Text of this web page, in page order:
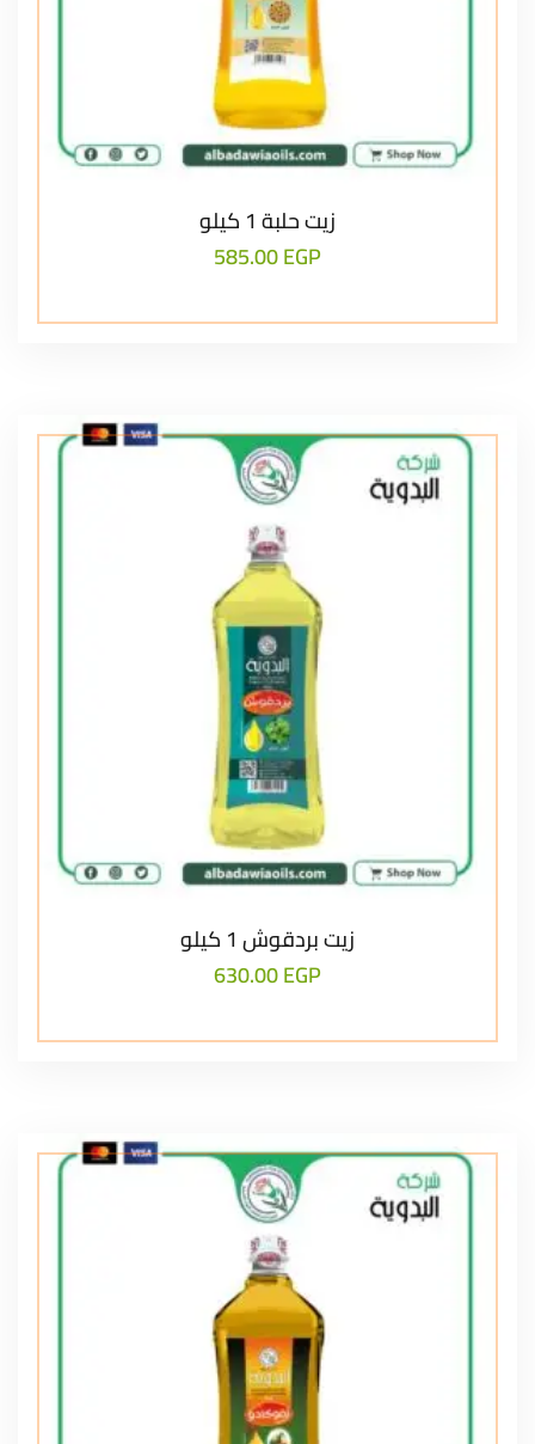
زيت حلبة 1 كيلو
585.00EGP
زيت بردقوش 1 كيلو
630.00EGP